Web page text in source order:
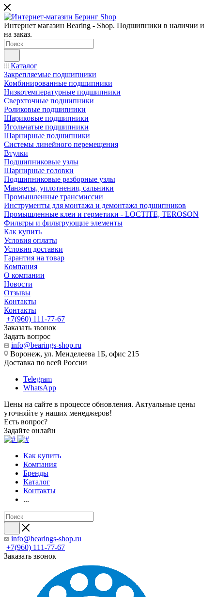
Интернет магазин Bearing - Shop. Подшипники в наличии и
на заказ.
Каталог
Закрепляемые подшипники
Комбинированные подшипники
Низкотемпературные подшипники
Сверхточные подшипники
Роликовые подшипники
Шариковые подшипники
Игольчатые подшипники
Шарнирные подшипники
Системы линейного перемещения
Втулки
Подшипниковые узлы
Шарнирные головки
Подшипниковые разборные узлы
Манжеты, уплотнения, сальники
Промышленные трансмиссии
Инструменты для монтажа и демонтажа подшипников
Промышленные клеи и герметики - LOCTITE, TEROSON
Фильтры и фильтрующие элементы
Как купить
Условия оплаты
Условия доставки
Гарантия на товар
Компания
О компании
Новости
Отзывы
Контакты
Контакты
+7(960) 111-77-67
Заказать звонок
Задать вопрос
info@bearings-shop.ru
Воронеж, ул. Менделеева 1Б, офис 215
Доставка по всей России
Telegram
WhatsApp
Цены на сайте в процессе обновления. Актуальные цены
уточняйте у наших менеджеров!
Есть вопрос?
Задайте онлайн
Как купить
Компания
Бренды
Каталог
Контакты
...
info@bearings-shop.ru
+7(960) 111-77-67
Заказать звонок